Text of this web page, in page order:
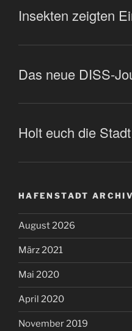
Insekten zeigten
Das neue DISS-
Holt euch die
HAFENSTADT ARCHIV
August 2026
März 2021
Mai 2020
April 2020
November 2019